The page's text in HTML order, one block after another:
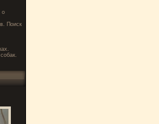
о
Поиск